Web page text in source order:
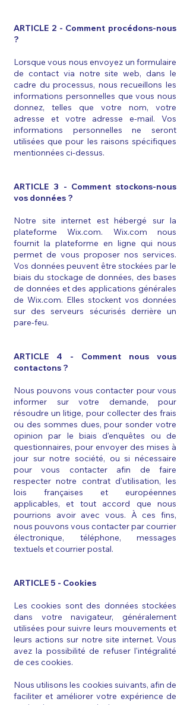
ARTICLE 2 - Comment procédons-nous
?​​
Lorsque vous nous envoyez un formulaire
de contact via notre site web, dans le
cadre du processus, nous recueillons les
informations personnelles que vous nous
donnez, telles que votre nom, votre
adresse et votre adresse e-mail. Vos
informations personnelles ne seront
utilisées que pour les raisons spécifiques
mentionnées ci-dessus.
ARTICLE 3 - Comment stockons-nous
vos données ?​​
Notre site internet est hébergé sur la
plateforme Wix.com. Wix.com nous
fournit la plateforme en ligne qui nous
permet de vous proposer nos services.
Vos données peuvent être stockées par le
biais du stockage de données, des bases
de données et des applications générales
de Wix.com. Elles stockent vos données
sur des serveurs sécurisés derrière un
pare-feu.
ARTICLE 4 - Comment nous vous
contactons ?​​
Nous pouvons vous contacter pour vous
informer sur votre demande, pour
résoudre un litige, pour collecter des frais
ou des sommes dues, pour sonder votre
opinion par le biais d'enquêtes ou de
questionnaires, pour envoyer des mises à
jour sur notre société, ou si nécessaire
pour vous contacter afin de faire
respecter notre contrat d'utilisation, les
lois françaises et européennes
applicables, et tout accord que nous
pourrions avoir avec vous. À ces fins,
nous pouvons vous contacter par courrier
électronique, téléphone, messages
textuels et courrier postal.
ARTICLE 5 - Cookies
Les cookies sont des données stockées
dans votre navigateur, généralement
utilisées pour suivre leurs mouvements et
leurs actions sur notre site internet. Vous
avez la possibilité de refuser l'intégralité
de ces cookies.
Nous utilisons les cookies suivants, afin de
faciliter et améliorer votre expérience de